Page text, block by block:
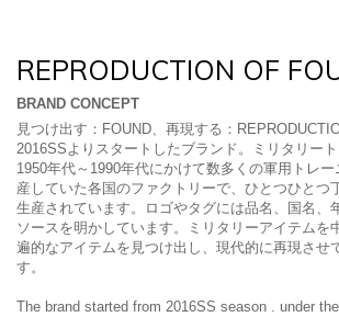
REPRODUCTION OF
BRAND CONCEPT
見つけ出す：FOUND、再現する：
2016SSよりスタートしたブランド。ミリタリー
1950年代～1990年代にかけて数多くの軍用トレ
産していた各国のファクトリーで、ひとつひとつ
生産されています。ロゴやタグには品名、国名、
ソースを明かしています。ミリタリーアイテムを
遍的なアイテムを見つけ出し、現代的に再現させ
す。
The brand started from 2016SS season . under